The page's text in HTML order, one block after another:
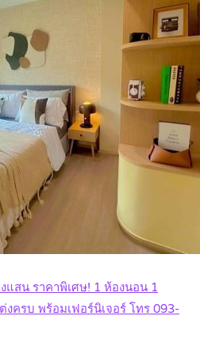
แสน ราคาพิเศษ! 1 ห้องนอน 1
ครบ พร้อมเฟอร์นิเจอร์ โทร 093-